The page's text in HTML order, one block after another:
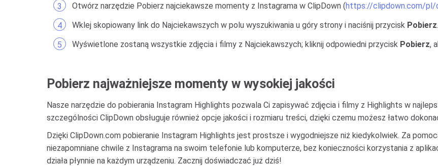
Otwórz narzędzie Pobierz najciekawsze momenty z Instagrama w ClipDown (https://clipdown.com/pl/
Wklej skopiowany link do Najciekawszych w polu wyszukiwania u góry strony i naciśnij przycisk Pobierz.
Wyświetlone zostaną wszystkie zdjęcia i filmy z Najciekawszych; kliknij odpowiedni przycisk Pobierz,
Pobierz najważniejsze momenty w wysokiej jakości
Nasze narzędzie do pobierania Instagram Highlights pozwala Ci zapisywać zdjęcia i filmy z Highlights w
szczególności ClipDown obsługuje również opcje jakości i rozmiaru treści, dzięki czemu możesz łatwo
Dzięki ClipDown.com pobieranie Instagram Highlights jest prostsze i wygodniejsze niż kiedykolwiek. Za
niezapomniane chwile z Instagrama na swoim telefonie lub komputerze, bez konieczności korzystania z
działa płynnie na każdym urządzeniu. Zacznij doświadczać już dziś!